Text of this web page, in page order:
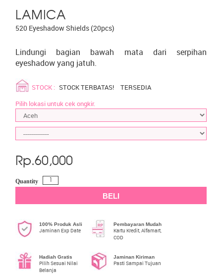
LAMICA
520 Eyeshadow Shields (20pcs)
Lindungi bagian bawah mata dari serpihan
eyeshadow yang jatuh.
STOCK : STOCK TERBATAS!
TERSEDIA
Pilih lokasi untuk cek ongkir.
Rp.60,000
Quantity
BELI
100% Produk Asli
Jaminan Exp Date
Pembayaran Mudah
Kartu Kredit, Alfamart,
COD
Hadiah Gratis
Pilih Sesuai Nilai
Belanja
Jaminan Kiriman
Pasti Sampai Tujuan